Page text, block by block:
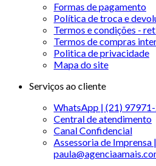
Formas de pagamento
Política de troca e
Termos e condições -
Termos de compras
Politica de privacidade
Mapa do site
Serviços ao cliente
WhatsApp | (21)
Central de atendimento
Canal Confidencial
Assessoria de Imprensa |